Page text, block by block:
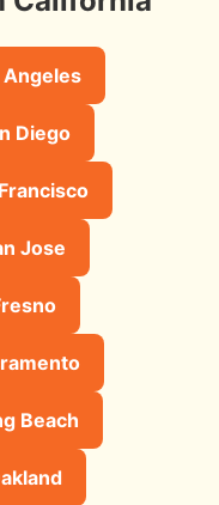
Angeles
Diego
Jose
Beach